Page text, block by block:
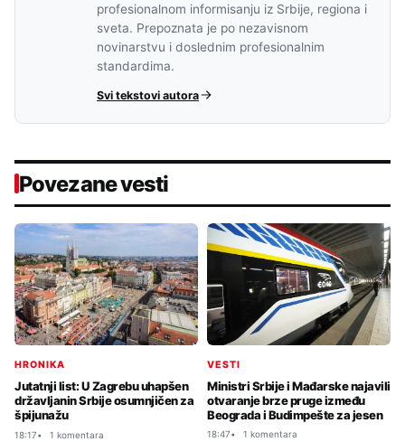
profesionalnom informisanju iz Srbije, regiona i
sveta. Prepoznata je po nezavisnom
novinarstvu i doslednim profesionalnim
standardima.
Svi tekstovi autora
Povezane vesti
HRONIKA
Jutatnji list: U Zagrebu uhapšen
državljanin Srbije osumnjičen za
špijunažu
18:17 1 komentara
VESTI
Ministri Srbije i Mađarske najavili
otvaranje brze pruge između
Beograda i Budimpešte za jesen
18:47 1 komentara